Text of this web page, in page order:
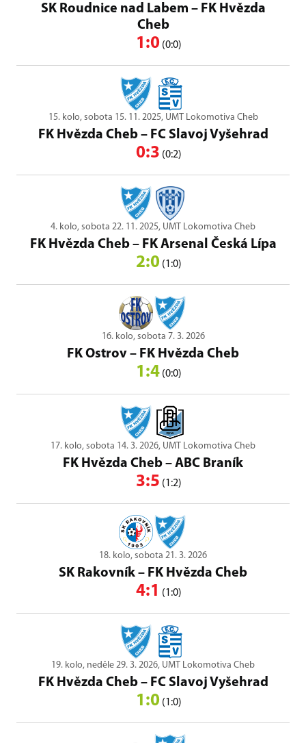
SK Roudnice nad Labem – FK Hvězda
Cheb
1:0 (0:0)
15. kolo, sobota 15. 11. 2025, UMT Lokomotiva Cheb
FK Hvězda Cheb– FC Slavoj Vyšehrad
0:3 (0:2)
4. kolo, sobota 22. 11. 2025, UMT Lokomotiva Cheb
FK Hvězda Cheb– FK Arsenal Česká Lípa
2:0 (1:0)
16. kolo, sobota 7. 3. 2026
FK Ostrov – FK Hvězda Cheb
1:4 (0:0)
17. kolo, sobota 14. 3. 2026, UMT Lokomotiva Cheb
FK Hvězda Cheb – ABC Braník
3:5 (1:2)
18. kolo, sobota 21. 3. 2026
SK Rakovník – FK Hvězda Cheb
4:1 (1:0)
19. kolo, neděle 29. 3. 2026, UMT Lokomotiva Cheb
FK Hvězda Cheb– FC Slavoj Vyšehrad
1:0 (1:0)